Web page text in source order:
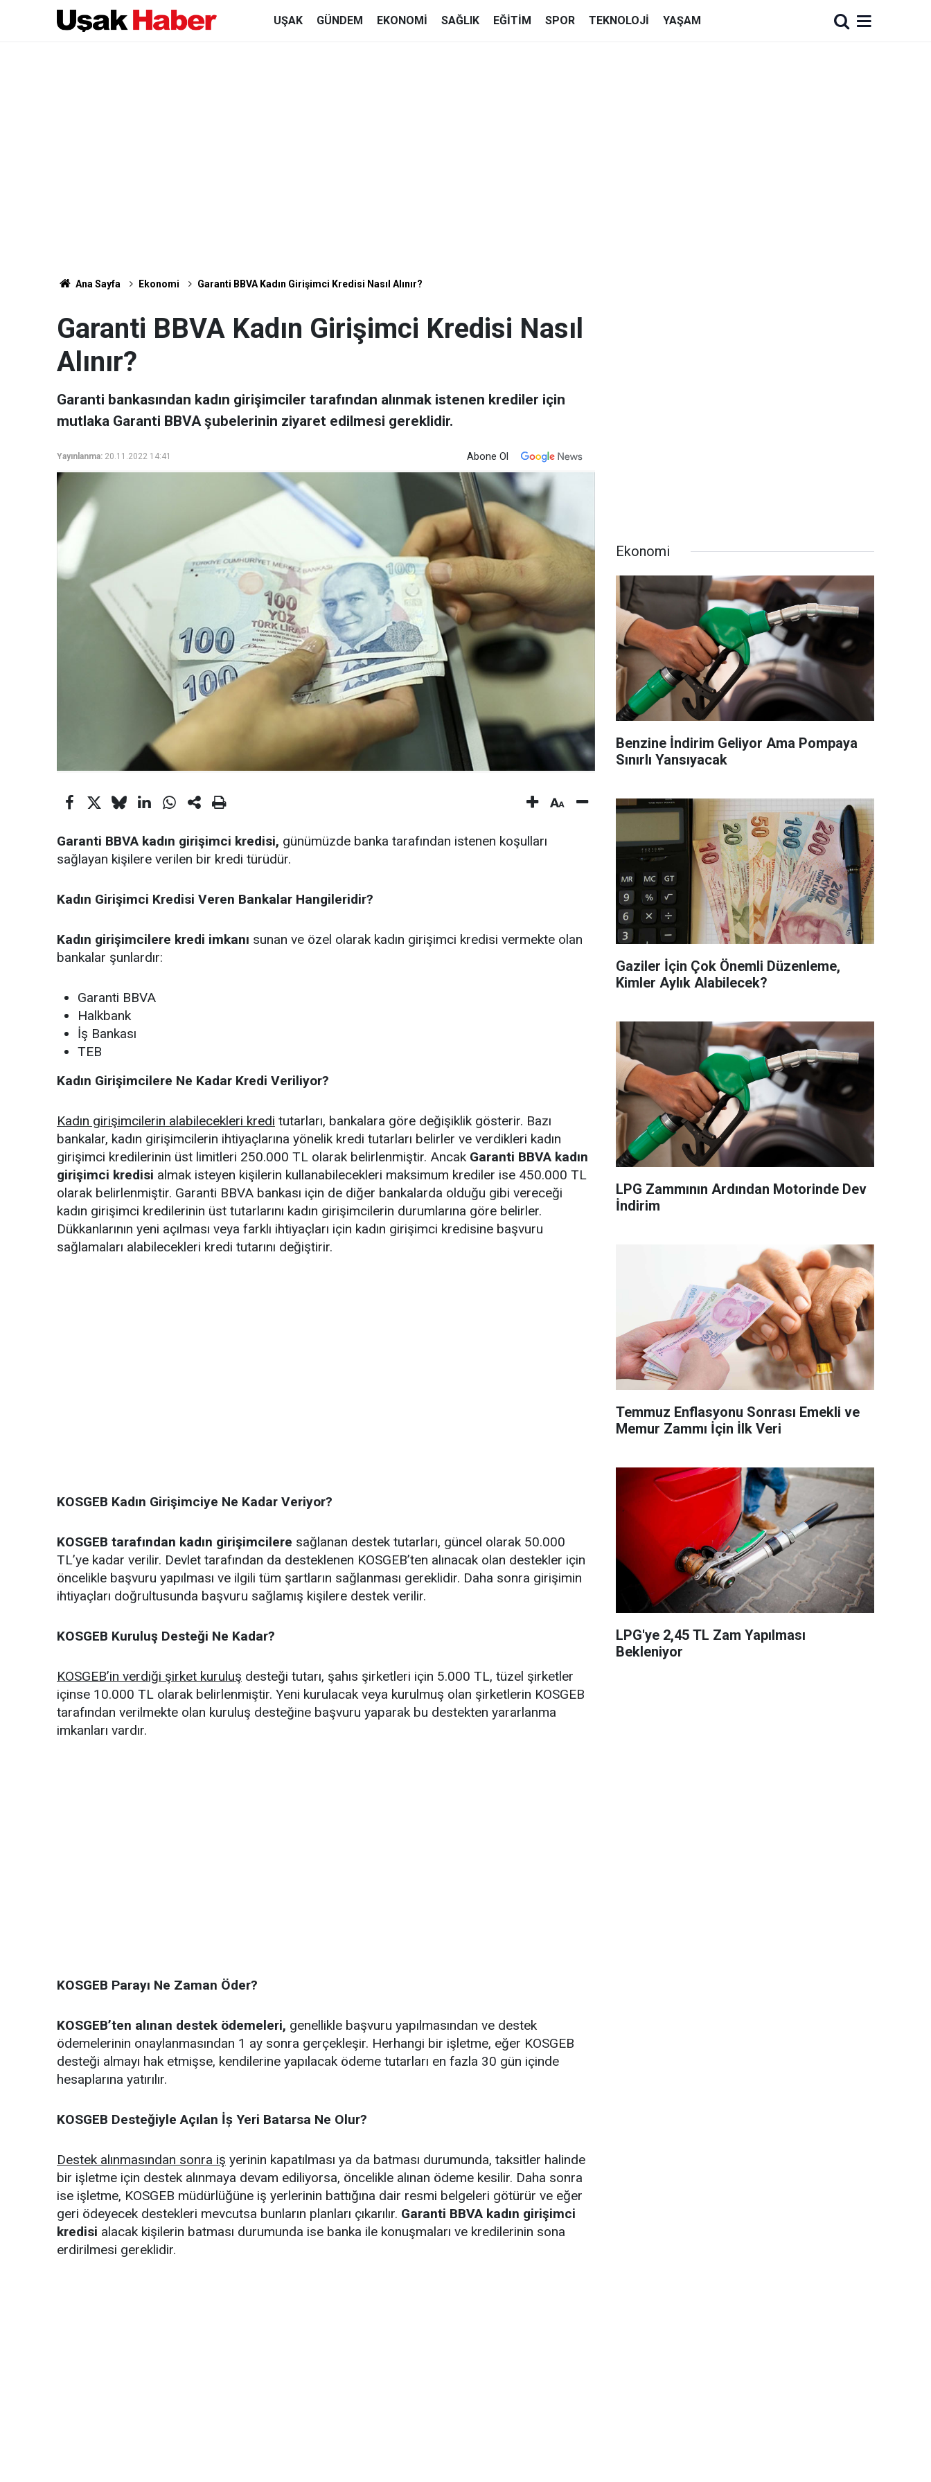
UŞAK GÜNDEM EKONOMI SAĞLIK EĞITIM SPOR TEKNOLOJI YAŞAM
Ana Sayfa Ekonomi Garanti BBVA Kadın Girişimci Kredisi Nasıl Alınır?
Garanti BBVA Kadın Girişimci Kredisi Nasıl
Alınır?
Garanti bankasından kadın girişimciler tarafından alınmak istenen krediler için
mutlaka Garanti BBVA şubelerinin ziyaret edilmesi gereklidir.
Yayınlanma: 20.11.2022 14:41 Abone Ol
Garanti BBVA kadın girişimci kredisi, günümüzde banka tarafından istenen koşulları
sağlayan kişilere verilen bir kredi türüdür.
Kadın Girişimci Kredisi Veren Bankalar Hangileridir?
Kadın girişimcilere kredi imkanı sunan ve özel olarak kadın girişimci kredisi vermekte olan
bankalar şunlardır:
Garanti BBVA
Halkbank
İş Bankası
TEB
Kadın Girişimcilere Ne Kadar Kredi Veriliyor?
Kadın girişimcilerin alabilecekleri kredi tutarları, bankalara göre değişiklik gösterir. Bazı
bankalar, kadın girişimcilerin ihtiyaçlarına yönelik kredi tutarları belirler ve verdikleri kadın
girişimci kredilerinin üst limitleri 250.000 TL olarak belirlenmiştir. Ancak Garanti BBVA kadın
girişimci kredisi almak isteyen kişilerin kullanabilecekleri maksimum krediler ise 450.000 TL
olarak belirlenmiştir. Garanti BBVA bankası için de diğer bankalarda olduğu gibi vereceği
kadın girişimci kredilerinin üst tutarlarını kadın girişimcilerin durumlarına göre belirler.
Dükkanlarının yeni açılması veya farklı ihtiyaçları için kadın girişimci kredisine başvuru
sağlamaları alabilecekleri kredi tutarını değiştirir.
KOSGEB Kadın Girişimciye Ne Kadar Veriyor?
KOSGEB tarafından kadın girişimcilere sağlanan destek tutarları, güncel olarak 50.000
TL’ye kadar verilir. Devlet tarafından da desteklenen KOSGEB’ten alınacak olan destekler için
öncelikle başvuru yapılması ve ilgili tüm şartların sağlanması gereklidir. Daha sonra girişimin
ihtiyaçları doğrultusunda başvuru sağlamış kişilere destek verilir.
KOSGEB Kuruluş Desteği Ne Kadar?
KOSGEB’in verdiği şirket kuruluş desteği tutarı, şahıs şirketleri için 5.000 TL, tüzel şirketler
içinse 10.000 TL olarak belirlenmiştir. Yeni kurulacak veya kurulmuş olan şirketlerin KOSGEB
tarafından verilmekte olan kuruluş desteğine başvuru yaparak bu destekten yararlanma
imkanları vardır.
KOSGEB Parayı Ne Zaman Öder?
KOSGEB’ten alınan destek ödemeleri, genellikle başvuru yapılmasından ve destek
ödemelerinin onaylanmasından 1 ay sonra gerçekleşir. Herhangi bir işletme, eğer KOSGEB
desteği almayı hak etmişse, kendilerine yapılacak ödeme tutarları en fazla 30 gün içinde
hesaplarına yatırılır.
KOSGEB Desteğiyle Açılan İș Yeri Batarsa Ne Olur?
Destek alınmasından sonra iş yerinin kapatılması ya da batması durumunda, taksitler halinde
bir işletme için destek alınmaya devam ediliyorsa, öncelikle alınan ödeme kesilir. Daha sonra
ise işletme, KOSGEB müdürlüğüne iş yerlerinin battığına dair resmi belgeleri götürür ve eğer
geri ödeyecek destekleri mevcutsa bunların planları çıkarılır. Garanti BBVA kadın girişimci
kredisi alacak kişilerin batması durumunda ise banka ile konuşmaları ve kredilerinin sona
erdirilmesi gereklidir.
Ekonomi
Benzine İndirim Geliyor Ama Pompaya
Sınırlı Yansıyacak
Gaziler İçin Çok Önemli Düzenleme,
Kimler Aylık Alabilecek?
LPG Zammının Ardından Motorinde Dev
İndirim
Temmuz Enflasyonu Sonrası Emekli ve
Memur Zammı İçin İlk Veri
LPG'ye 2,45 TL Zam Yapılması
Bekleniyor